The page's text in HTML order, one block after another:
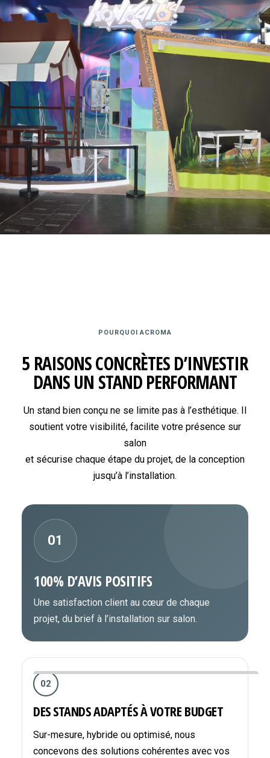
POURQUOI ACROMA
5 RAISONS CONCRÈTES D’INVESTIR
DANS UN STAND PERFORMANT
Un stand bien conçu ne se limite pas à l’esthétique. Il
soutient votre visibilité, facilite votre présence sur
salon
et sécurise chaque étape du projet, de la conception
jusqu’à l’installation.
01
100% D’AVIS POSITIFS
Une satisfaction client au cœur de chaque
projet, du brief à l’installation sur salon.
02
DES STANDS ADAPTÉS À VOTRE BUDGET
Sur-mesure, hybride ou optimisé, nous
concevons des solutions cohérentes avec vos